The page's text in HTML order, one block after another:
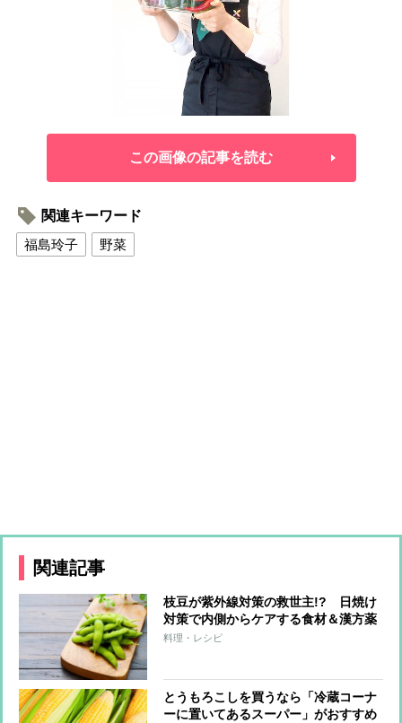
この画像の記事を読む
関連キーワード
福島玲子
野菜
関連記事
枝豆が紫外線対策の救世主!? 日焼け
対策で内側からケアする食材＆漢方薬
料理・レシピ
とうもろこしを買うなら「冷蔵コーナ
ーに置いてあるスーパー」がおすすめ